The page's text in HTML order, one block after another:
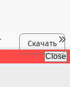
Скачать